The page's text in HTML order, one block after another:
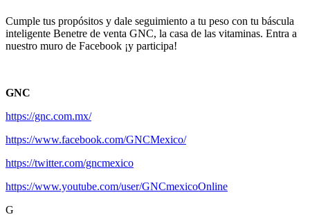
Cumple tus propósitos y dale seguimiento a tu peso con tu báscula
inteligente Benetre de venta GNC, la casa de las vitaminas. Entra a
nuestro muro de Facebook ¡y participa!
GNC
https://gnc.com.mx/
https://www.facebook.com/GNCMexico/
https://twitter.com/gncmexico
https://www.youtube.com/user/GNCmexicoOnline
G